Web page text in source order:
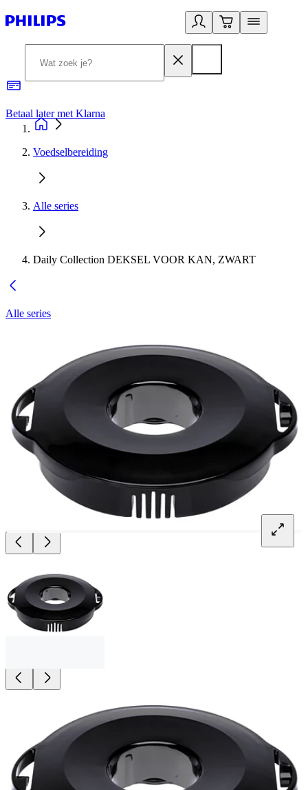
Betaal later met Klarna
Voedselbereiding
Alle series
Daily Collection DEKSEL VOOR KAN, ZWART
Alle series